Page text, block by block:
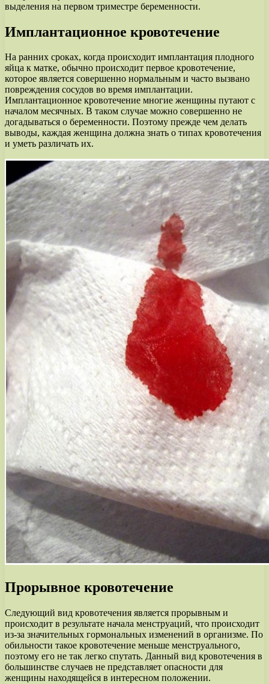
выделения на первом триместре беременности.
Имплантационное кровотечение
На ранних сроках, когда происходит имплантация плодного
яйца к матке, обычно происходит первое кровотечение,
которое является совершенно нормальным и часто вызвано
повреждения сосудов во время имплантации.
Имплантационное кровотечение многие женщины путают с
началом месячных. В таком случае можно совершенно не
догадываться о беременности. Поэтому прежде чем делать
выводы, каждая женщина должна знать о типах кровотечения
и уметь различать их.
Прорывное кровотечение
Следующий вид кровотечения является прорывным и
происходит в результате начала менструаций, что происходит
из-за значительных гормональных изменений в организме. По
обильности такое кровотечение меньше менструального,
поэтому его не так легко спутать. Данный вид кровотечения в
большинстве случаев не представляет опасности для
женщины находящейся в интересном положении.